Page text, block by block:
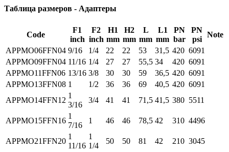
Таблица размеров - Адаптеры
Code
F1
inch
F2
inch
H1
mm
H2
mm
L
mm
L1
mm
PN
bar
PN
psi
Note
APPMO06FFN04 9/16 1/4 22 22 53 31,5 420 6091
APPMO09FFN04 11/16 1/4 27 27 55,5 34 420 6091
APPMO11FFN06 13/16 3/8 30 30 59 36,5 420 6091
APPMO13FFN08 1 1/2 36 36 69 40,5 420 6091
APPMO14FFN12
1
3/16
3/4 41 41 71,5 41,5 380 5511
APPMO15FFN16
1
7/16
1 46 46 78,5 42 310 4496
APPMO21FFN20
1
11/16
1
1/4
50 50 81 42 210 3045